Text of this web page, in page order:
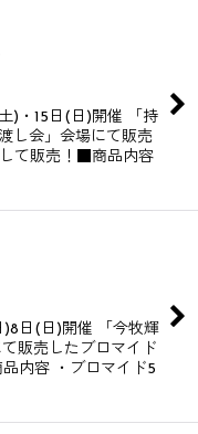
)・15日(日)開催 「持
し会」会場にて販売
て販売！​​ ​​ ■商品内容
)8日(日)開催 「今牧輝
販売したブロマイド
内容 ・ブロマイド5